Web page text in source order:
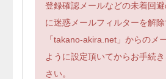
登録確認メールなどの未着回
に迷惑メールフィルターを解
「takano-akira.net」からのメ
ように設定頂いてからお手続
さい。